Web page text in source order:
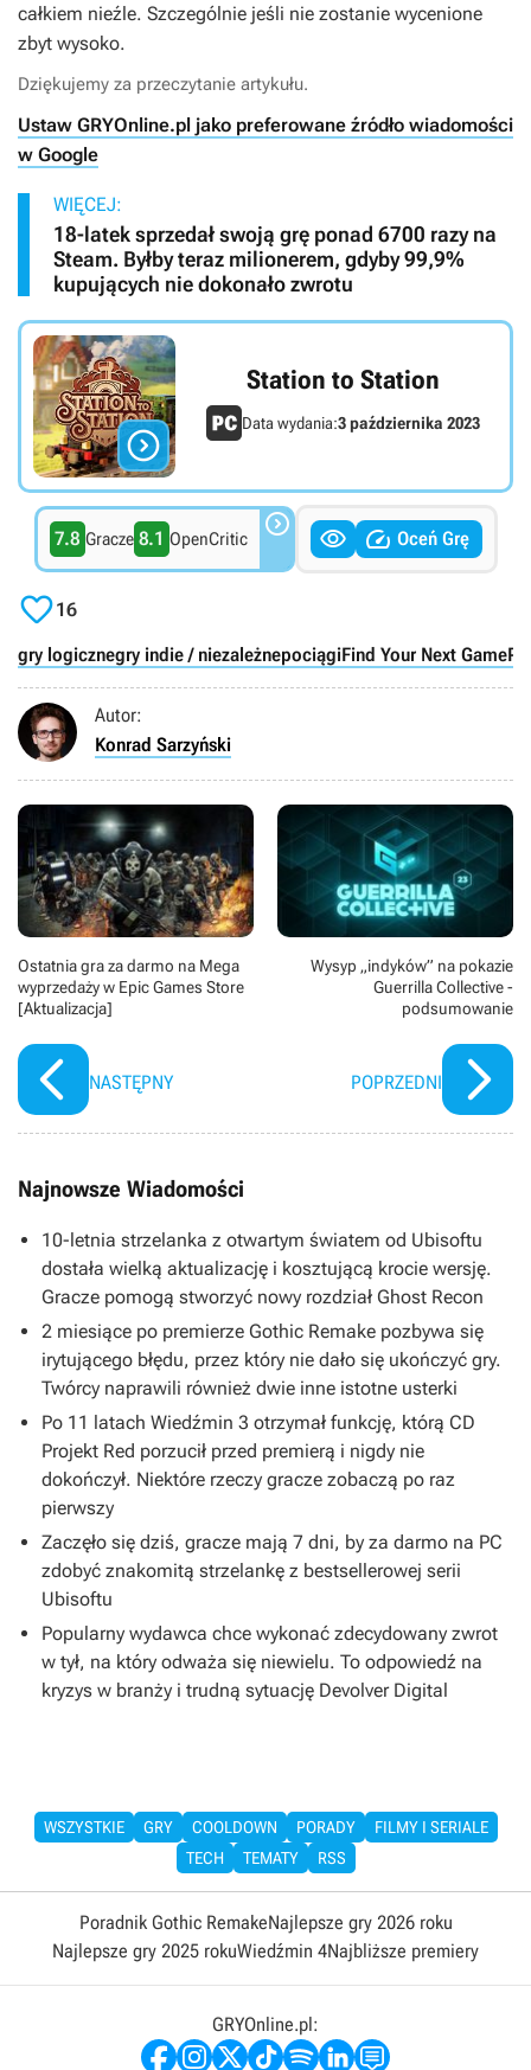
całkiem nieźle. Szczególnie jeśli nie zostanie wycenione
zbyt wysoko.
Dziękujemy za przeczytanie artykułu.
Ustaw GRYOnline.pl jako preferowane źródło wiadomości
w Google
WIĘCEJ:
18-latek sprzedał swoją grę ponad 6700 razy na
Steam. Byłby teraz milionerem, gdyby 99,9%
kupujących nie dokonało zwrotu

Station to Station
Data wydania:3 października 2023
7.8 Gracze 8.1 OpenCritic    Oceń Grę
16
gry logicznegry indie / niezależnepociągiFind Your Next GamePC
Autor:
Konrad Sarzyński
Ostatnia gra za darmo na Mega
wyprzedaży w Epic Games Store
[Aktualizacja]
NASTĘPNY
Wysyp „indyków” na pokazie
Guerrilla Collective -
podsumowanie
POPRZEDNI
Najnowsze Wiadomości
10-letnia strzelanka z otwartym światem od Ubisoftu
dostała wielką aktualizację i kosztującą krocie wersję.
Gracze pomogą stworzyć nowy rozdział Ghost Recon
2 miesiące po premierze Gothic Remake pozbywa się
irytującego błędu, przez który nie dało się ukończyć gry.
Twórcy naprawili również dwie inne istotne usterki
Po 11 latach Wiedźmin 3 otrzymał funkcję, którą CD
Projekt Red porzucił przed premierą i nigdy nie
dokończył. Niektóre rzeczy gracze zobaczą po raz
pierwszy
Zaczęło się dziś, gracze mają 7 dni, by za darmo na PC
zdobyć znakomitą strzelankę z bestsellerowej serii
Ubisoftu
Popularny wydawca chce wykonać zdecydowany zwrot
w tył, na który odważa się niewielu. To odpowiedź na
kryzys w branży i trudną sytuację Devolver Digital
WSZYSTKIE GRY COOLDOWN PORADY
FILMY I SERIALE
TECH
TEMATY RSS
Poradnik Gothic RemakeNajlepsze gry 2026 roku
Najlepsze gry 2025 rokuWiedźmin 4Najbliższe premiery
GRYOnline.pl: